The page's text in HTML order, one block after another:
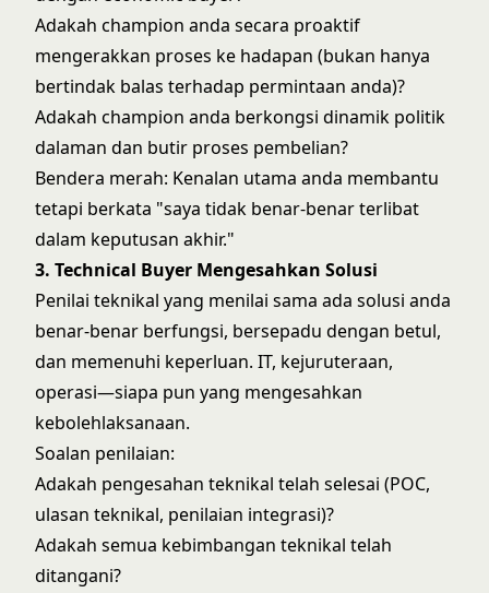
Adakah champion anda secara proaktif
mengerakkan proses ke hadapan (bukan hanya
bertindak balas terhadap permintaan anda)?
Adakah champion anda berkongsi dinamik politik
dalaman dan butir proses pembelian?
Bendera merah: Kenalan utama anda membantu
tetapi berkata "saya tidak benar-benar terlibat
dalam keputusan akhir."
3. Technical Buyer Mengesahkan Solusi
Penilai teknikal yang menilai sama ada solusi anda
benar-benar berfungsi, bersepadu dengan betul,
dan memenuhi keperluan. IT, kejuruteraan,
operasi—siapa pun yang mengesahkan
kebolehlaksanaan.
Soalan penilaian:
Adakah pengesahan teknikal telah selesai (POC,
ulasan teknikal, penilaian integrasi)?
Adakah semua kebimbangan teknikal telah
ditangani?